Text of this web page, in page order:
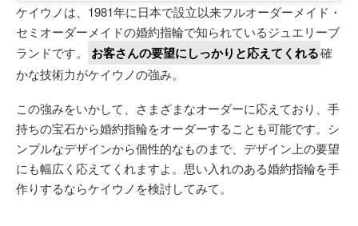
ケイウノは、1981年に日本で設立以来フルオーダーメイド・
セミオーダーメイドの婚約指輪で知られているジュエリーブ
ランドです。
お客さんの要望にしっかりと応えてくれる確
かな技術力がケイウノの強み。
この強みをいかして、さまざまなオーダーに応えており、手
持ちの宝石から婚約指輪をオーダーすることも可能です。シ
ンプルなデザインから個性的なものまで、デザイン上の要望
にも幅広く応えてくれますよ。思い入れのある婚約指輪を手
作りするならケイウノを検討してみて。